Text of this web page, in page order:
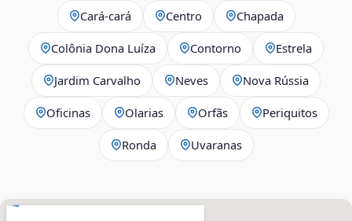
Cará-cará Centro Chapada
Colônia Dona Luíza Contorno Estrela
Jardim Carvalho Neves Nova Rússia
Oficinas Olarias Orfãs Periquitos
Ronda Uvaranas